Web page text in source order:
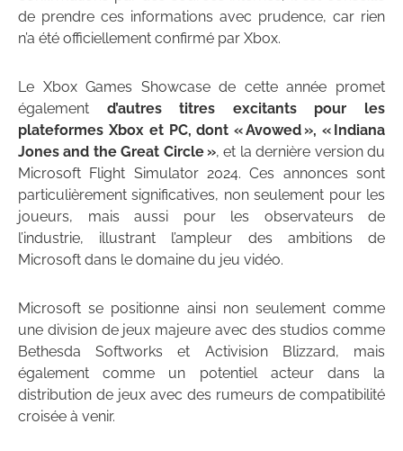
de prendre ces informations avec prudence, car rien
n’a été officiellement confirmé par Xbox.
Le Xbox Games Showcase de cette année promet
également d’autres titres excitants pour les
plateformes Xbox et PC, dont « Avowed », « Indiana
Jones and the Great Circle », et la dernière version du
Microsoft Flight Simulator 2024. Ces annonces sont
particulièrement significatives, non seulement pour les
joueurs, mais aussi pour les observateurs de
l’industrie, illustrant l’ampleur des ambitions de
Microsoft dans le domaine du jeu vidéo.
Microsoft se positionne ainsi non seulement comme
une division de jeux majeure avec des studios comme
Bethesda Softworks et Activision Blizzard, mais
également comme un potentiel acteur dans la
distribution de jeux avec des rumeurs de compatibilité
croisée à venir.